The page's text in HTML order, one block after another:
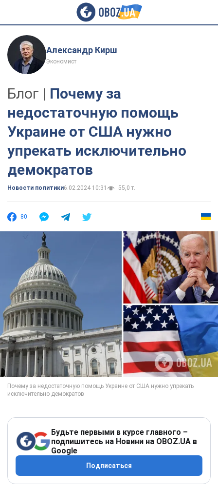
Александр Кирш
Экономист
Блог | Почему за
недостаточную помощь
Украине от США нужно
упрекать исключительно
демократов
Новости политики6.02.2024 10:31 55,0 т.
80
Будьте первыми в курсе главного –
подпишитесь на Новини на OBOZ.UA в
Google
Подписаться